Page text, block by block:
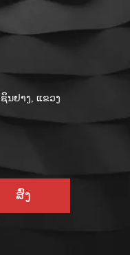
ນຢາງ, ແຂວງ
ສົ່ງ